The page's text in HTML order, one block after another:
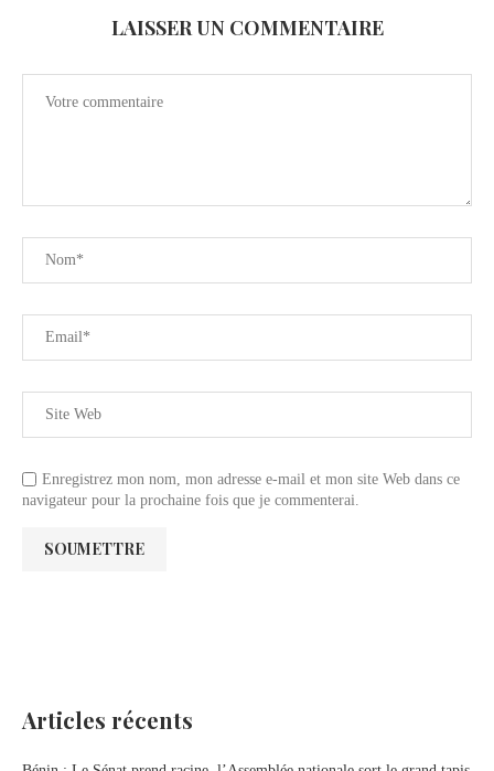
LAISSER UN COMMENTAIRE
Enregistrez mon nom, mon adresse e-mail et mon site Web dans ce
navigateur pour la prochaine fois que je commenterai.
Articles récents